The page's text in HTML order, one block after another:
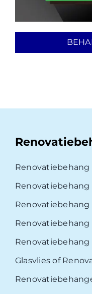
Renovatiebehang
Renovatiebehang
Renovatiebehang
Renovatiebehang
Renovatiebehang
Glasvlies of